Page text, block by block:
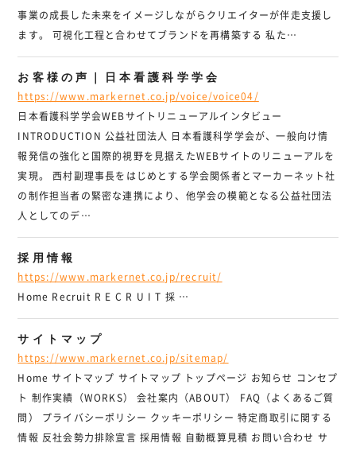
事業の成長した未来をイメージしながらクリエイターが伴走支援し
ます。 可視化工程と合わせてブランドを再構築する 私た…
お客様の声｜日本看護科学学会
https://www.markernet.co.jp/voice/voice04/
日本看護科学学会WEBサイトリニューアルインタビュー
INTRODUCTION 公益社団法人 日本看護科学学会が、一般向け情
報発信の強化と国際的視野を見据えたWEBサイトのリニューアルを
実現。 西村副理事長をはじめとする学会関係者とマーカーネット社
の制作担当者の緊密な連携により、他学会の模範となる公益社団法
人としてのデ…
採用情報
https://www.markernet.co.jp/recruit/
Home Recruit R E C R U I T 採 …
サイトマップ
https://www.markernet.co.jp/sitemap/
Home サイトマップ サイトマップ トップページ お知らせ コンセプ
ト 制作実績（WORKS） 会社案内（ABOUT） FAQ（よくあるご質
問） プライバシーポリシー クッキーポリシー 特定商取引に関する
情報 反社会勢力排除宣言 採用情報 自動概算見積 お問い合わせ サ